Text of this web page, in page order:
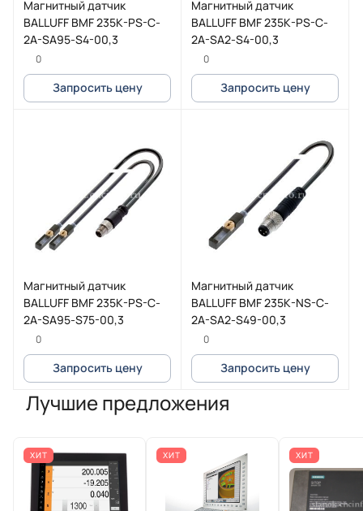
Магнитный датчик
BALLUFF BMF 235K-PS-C-
2A-SA95-S4-00,3
0
Запросить цену
Магнитный датчик
BALLUFF BMF 235K-PS-C-
2A-SA2-S4-00,3
0
Запросить цену
Магнитный датчик
BALLUFF BMF 235K-PS-C-
2A-SA95-S75-00,3
0
Запросить цену
Магнитный датчик
BALLUFF BMF 235K-NS-C-
2A-SA2-S49-00,3
0
Запросить цену
Лучшие предложения
ХИТ ХИТ ХИТ